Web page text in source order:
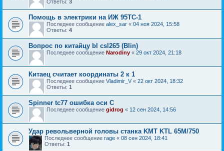
Ответы: 3
Помощь в электрики на ИЖ 95ТС-1
Последнее сообщение alex_sar « 04 ноя 2024, 15:58
Ответы: 4
Вопрос по китайцу bl csl265 (Blin)
Последнее сообщение Narodiny « 29 окт 2024, 21:18
Китаец считает координаты 2 к 1
Последнее сообщение Vladimir_V « 22 окт 2024, 18:32
Ответы: 1
Spinner tc77 ошибка оси C
Последнее сообщение gidrog « 12 сен 2024, 14:56
Удар револьверной головы станка KMT KTL 65M/750
Последнее сообщение rage « 08 сен 2024, 18:41
Ответы: 1